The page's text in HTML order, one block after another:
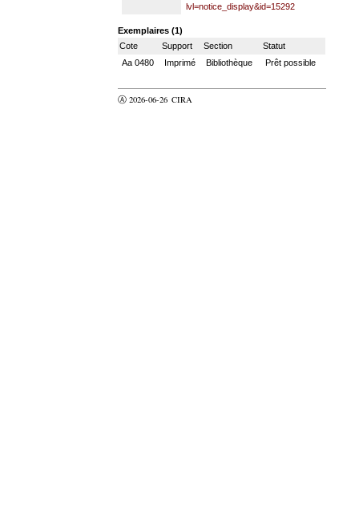
lvl=notice_display&id=15292
Exemplaires (1)
Cote
Support Section
Statut
Aa 0480
Imprimé Bibliothèque Prêt possible
Ⓐ 2026-06-26 CIRA